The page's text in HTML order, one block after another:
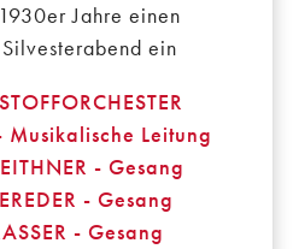
Jahre einen
ein
Musikalische Leitung
- Gesang
- Gesang
- Gesang